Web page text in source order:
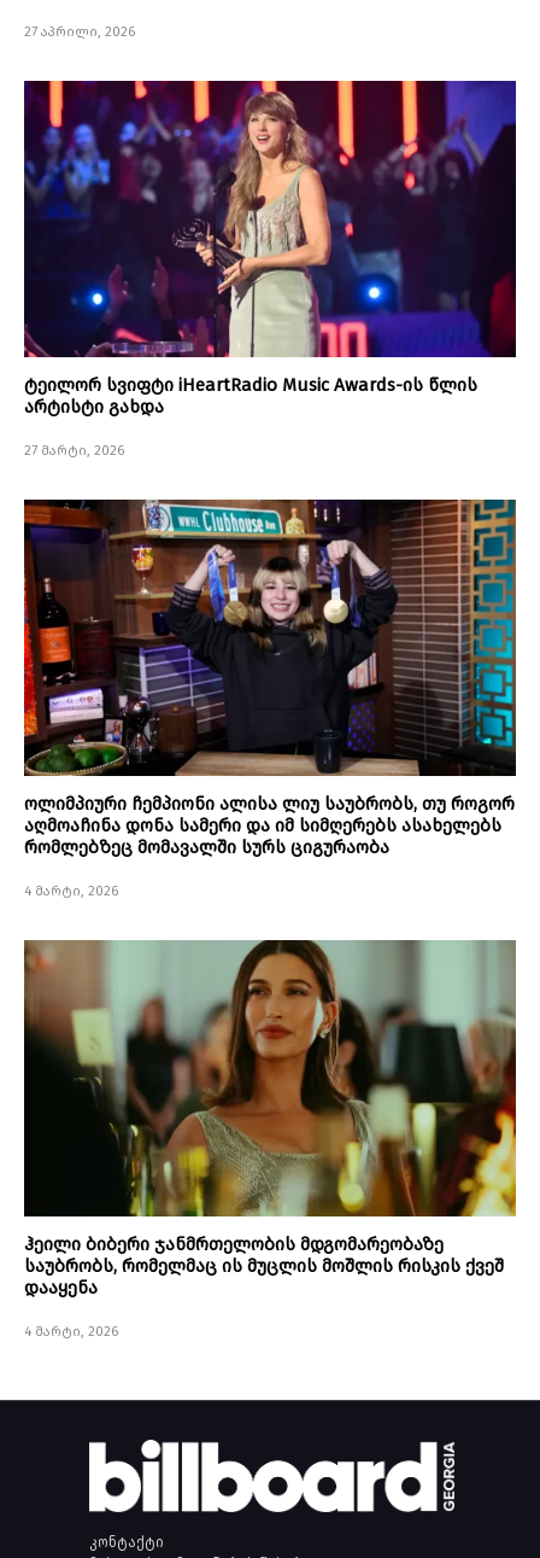
27 აპრილი, 2026
ტეილორ სვიფტი iHeartRadio Music Awards-ის წლის
არტისტი გახდა
27 მარტი, 2026
ოლიმპიური ჩემპიონი ალისა ლიუ საუბრობს, თუ როგორ
აღმოაჩინა დონა სამერი და იმ სიმღერებს ასახელებს
რომლებზეც მომავალში სურს ციგურაობა
4 მარტი, 2026
ჰეილი ბიბერი ჯანმრთელობის მდგომარეობაზე
საუბრობს, რომელმაც ის მუცლის მოშლის რისკის ქვეშ
დააყენა
4 მარტი, 2026
კონტაქტი